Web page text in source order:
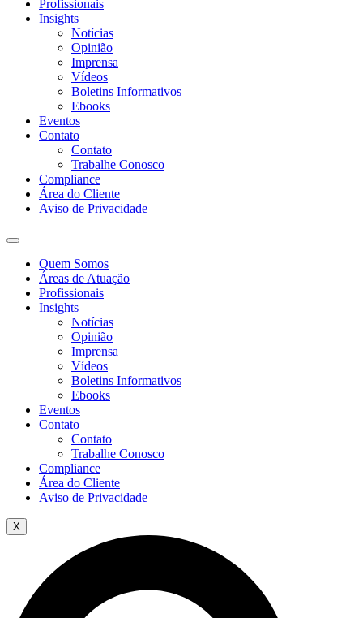
Profissionais
Insights
Notícias
Opinião
Imprensa
Vídeos
Boletins Informativos
Ebooks
Eventos
Contato
Contato
Trabalhe Conosco
Compliance
Área do Cliente
Aviso de Privacidade
Quem Somos
Áreas de Atuação
Profissionais
Insights
Notícias
Opinião
Imprensa
Vídeos
Boletins Informativos
Ebooks
Eventos
Contato
Contato
Trabalhe Conosco
Compliance
Área do Cliente
Aviso de Privacidade
X